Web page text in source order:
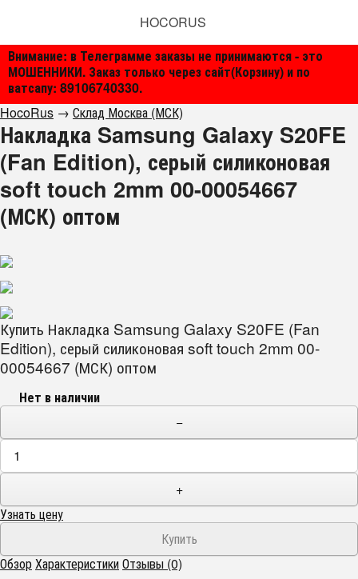
Внимание: в Телеграмме заказы не принимаются - это
МОШЕННИКИ. Заказ только через сайт(Корзину) и по
ватсапу: 89106740330.
HOCORUS
HocoRus → Склад Москва (МСК)
Накладка Samsung Galaxy S20FE
(Fan Edition), серый силиконовая
soft touch 2mm 00-00054667
(МСК) оптом
Купить Накладка Samsung Galaxy S20FE (Fan
Edition), серый силиконовая soft touch 2mm 00-
00054667 (МСК) оптом
Нет в наличии
−
+
Узнать цену
ОбзорХарактеристикиОтзывы (0)